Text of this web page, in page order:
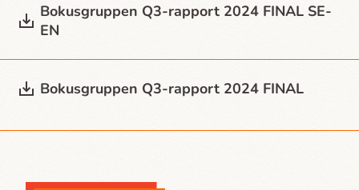
Bokusgruppen Q3-rapport 2024 FINAL SE-
EN
Bokusgruppen Q3-rapport 2024 FINAL